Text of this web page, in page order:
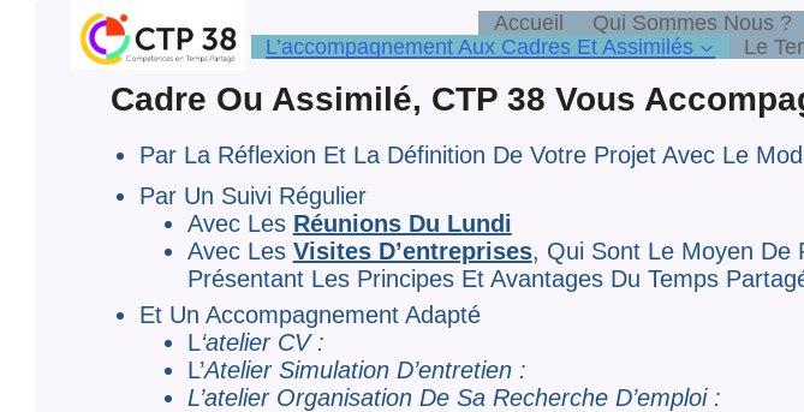
Accueil Qui Sommes Nous ?
L’accompagnement Aux Cadres Et Assimilés
Le
Cadre Ou Assimilé, CTP 38 Vous
Par La Réflexion Et La Définition De Votre Projet Avec Le
Par Un Suivi Régulier
Avec Les Réunions Du Lundi
Avec Les Visites D’entreprises, Qui Sont Le Moyen De
Présentant Les Principes Et Avantages Du Temps
Et Un Accompagnement Adapté
L‘atelier CV :
L’Atelier Simulation D’entretien :
L’atelier Organisation De Sa Recherche D’emploi :